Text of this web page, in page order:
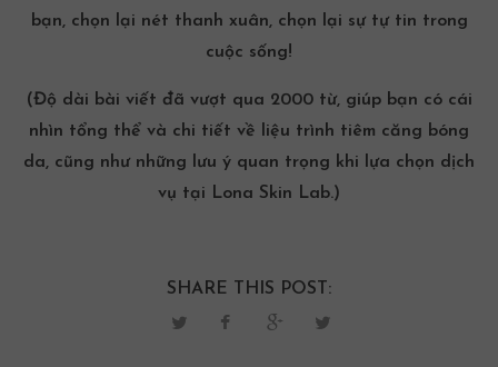
bạn, chọn lại nét thanh xuân, chọn lại sự tự tin trong
cuộc sống!
(Độ dài bài viết đã vượt qua 2000 từ, giúp bạn có cái
nhìn tổng thể và chi tiết về liệu trình tiêm căng bóng
da, cũng như những lưu ý quan trọng khi lựa chọn dịch
vụ tại Lona Skin Lab.)
SHARE THIS POST: